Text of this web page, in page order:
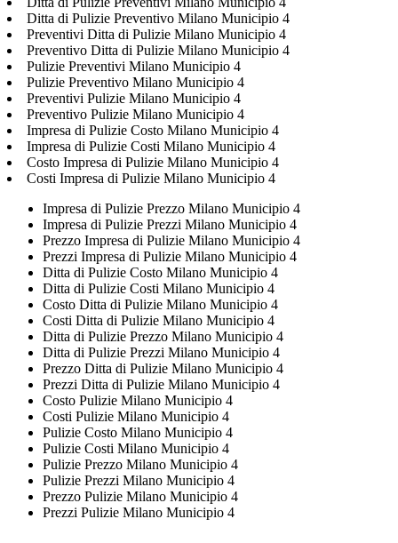
Ditta di Pulizie Preventivo Milano Municipio 4
Preventivi Ditta di Pulizie Milano Municipio 4
Preventivo Ditta di Pulizie Milano Municipio 4
Pulizie Preventivi Milano Municipio 4
Pulizie Preventivo Milano Municipio 4
Preventivi Pulizie Milano Municipio 4
Preventivo Pulizie Milano Municipio 4
Impresa di Pulizie Costo Milano Municipio 4
Impresa di Pulizie Costi Milano Municipio 4
Costo Impresa di Pulizie Milano Municipio 4
Costi Impresa di Pulizie Milano Municipio 4
Impresa di Pulizie Prezzo Milano Municipio 4
Impresa di Pulizie Prezzi Milano Municipio 4
Prezzo Impresa di Pulizie Milano Municipio 4
Prezzi Impresa di Pulizie Milano Municipio 4
Ditta di Pulizie Costo Milano Municipio 4
Ditta di Pulizie Costi Milano Municipio 4
Costo Ditta di Pulizie Milano Municipio 4
Costi Ditta di Pulizie Milano Municipio 4
Ditta di Pulizie Prezzo Milano Municipio 4
Ditta di Pulizie Prezzi Milano Municipio 4
Prezzo Ditta di Pulizie Milano Municipio 4
Prezzi Ditta di Pulizie Milano Municipio 4
Costo Pulizie Milano Municipio 4
Costi Pulizie Milano Municipio 4
Pulizie Costo Milano Municipio 4
Pulizie Costi Milano Municipio 4
Pulizie Prezzo Milano Municipio 4
Pulizie Prezzi Milano Municipio 4
Prezzo Pulizie Milano Municipio 4
Prezzi Pulizie Milano Municipio 4